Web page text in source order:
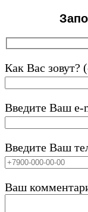
Как Вас зовут?
Введите Ваш e-
Введите Ваш
Ваш